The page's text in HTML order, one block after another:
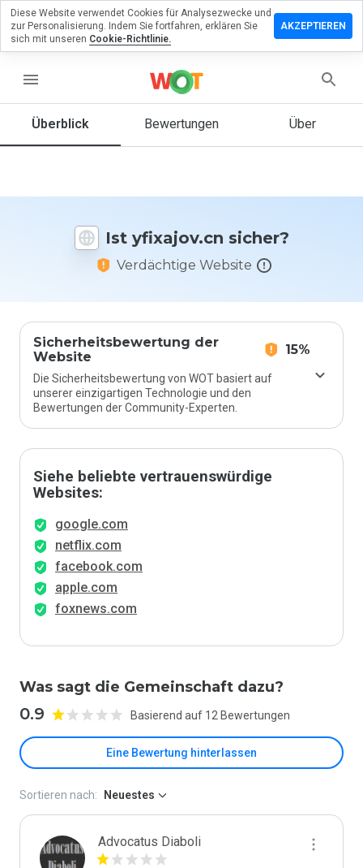
menu
Überblick Bewertungen Über
Ist yfixajov.cn sicher?
Verdächtige Website
Sicherheitsbewertung der
Website
15%
Die Sicherheitsbewertung von WOT basiert auf
unserer einzigartigen Technologie und den
Bewertungen der Community-Experten.
Siehe beliebte vertrauenswürdige
Websites:
google.com
netflix.com
facebook.com
apple.com
foxnews.com
Was sagt die Gemeinschaft dazu?
0.9 Basierend auf 12 Bewertungen
Eine Bewertung hinterlassen
eine
würden
Sortieren nach: Neuestes
Advocatus Diaboli
Diese Website verwendet Cookies für Analysezwecke und
zur Personalisierung. Indem Sie fortfahren, erklären Sie
sich mit unseren Cookie-Richtlinie.
AKZEPTIEREN